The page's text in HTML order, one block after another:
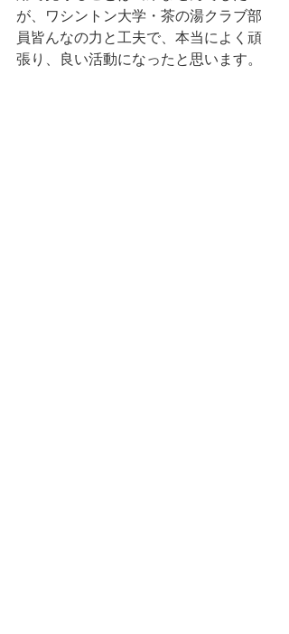
が、ワシントン大学・茶の湯クラブ部
員皆んなの力と工夫で、本当によく頑
張り、良い活動になったと思います。